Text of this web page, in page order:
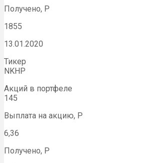
Получено, Р
1855
13.01.2020
Тикер
NKHP
Акций в портфеле
145
Выплата на акцию, Р
6,36
Получено, Р